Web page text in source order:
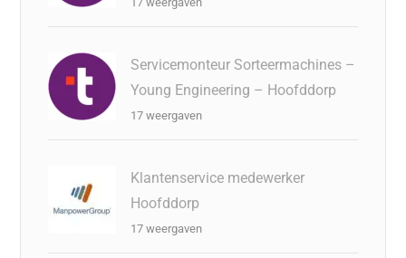
Servicemonteur Sorteermachines –
Young Engineering – Hoofddorp
17 weergaven
Klantenservice medewerker
Hoofddorp
17 weergaven